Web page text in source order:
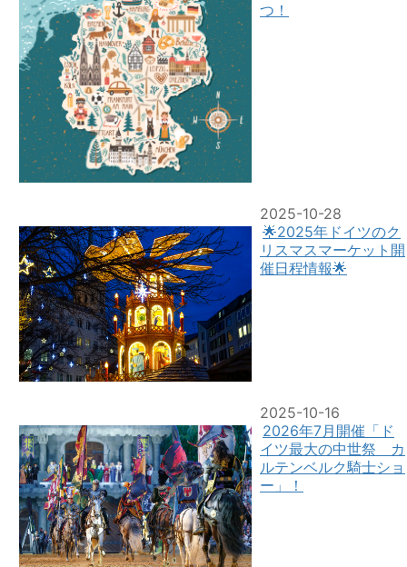
つ！
2025-10-28
🌟2025年ドイツのク
リスマスマーケット開
催日程情報🌟
2025-10-16
2026年7月開催「ド
イツ最大の中世祭 カ
ルテンベルク騎士ショ
ー」！